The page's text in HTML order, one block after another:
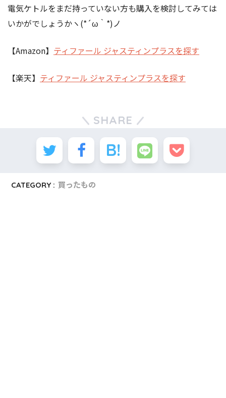
電気ケトルをまだ持っていない方も購入を検討してみては
いかがでしょうかヽ(*´ω｀*)ノ
【Amazon】 ティファール ジャスティンプラスを探す
【楽天】 ティファール ジャスティンプラスを探す
SHARE
CATEGORY : 買ったもの